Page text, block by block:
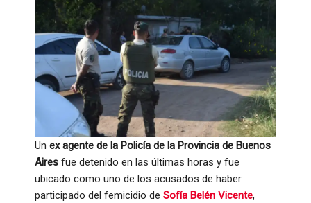
Un ex agente de la Policía de la Provincia de Buenos
Aires fue detenido en las últimas horas y fue
ubicado como uno de los acusados de haber
participado del femicidio de Sofía Belén Vicente,